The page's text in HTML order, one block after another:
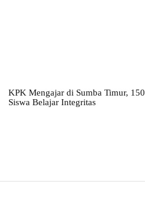
KPK Mengajar di Sumba Timur, 150
Siswa Belajar Integritas